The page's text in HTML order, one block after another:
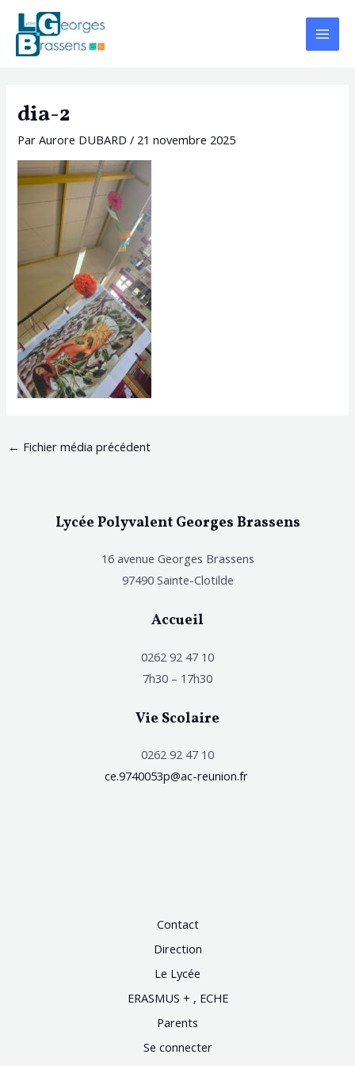
Aller
contenu
Main
Menu
dia-2
ParAurore DUBARD/ 21 novembre 2025
Navigation
des
articles
← Fichier média précédent
Lycée Polyvalent Georges Brassens
16 avenue Georges Brassens
97490 Sainte-Clotilde
Accueil
0262 92 47 10
7h30 – 17h30
Vie Scolaire
0262 92 47 10
ce.9740053p@ac-reunion.fr
Contact
Direction
Le Lycée
ERASMUS + , ECHE
Parents
Se connecter